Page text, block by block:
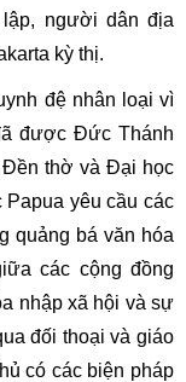
người dân địa
kỳ thị.
đệ nhân loại vì
được Đức Thánh
Đền thờ và Đại học
Papua yêu cầu các
quảng bá văn hóa
các cộng đồng
nhập xã hội và sự
đối thoại và giáo
có các biện pháp